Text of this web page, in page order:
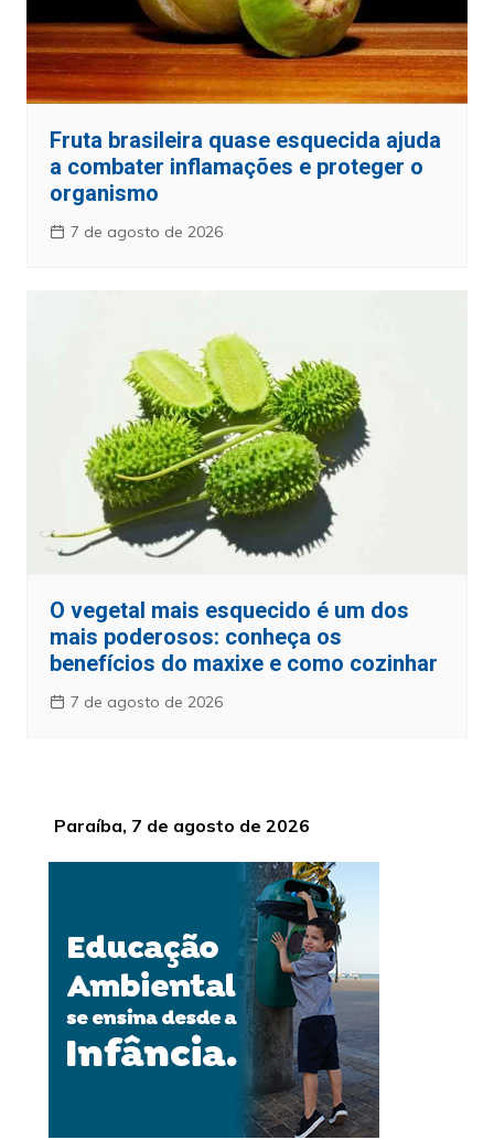
Fruta brasileira quase esquecida ajuda
a combater inflamações e proteger o
organismo
7 de agosto de 2026
O vegetal mais esquecido é um dos
mais poderosos: conheça os
benefícios do maxixe e como cozinhar
7 de agosto de 2026
Paraíba, 7 de agosto de 2026